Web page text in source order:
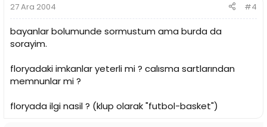
27 Ara 2004 #4
bayanlar bolumunde sormustum ama burda da
sorayim.
floryadaki imkanlar yeterli mi ? calısma sartlarından
memnunlar mi ?
floryada ilgi nasil ? (klup olarak "futbol-basket")